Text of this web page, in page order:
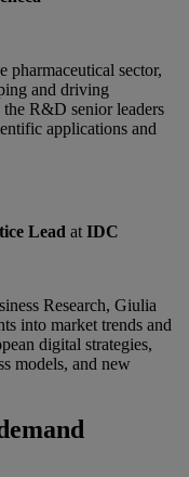
pharmaceutical sector,
and driving
R&D senior leaders
applications and
Lead at IDC
Research, Giulia
into market trends and
digital strategies,
models, and new